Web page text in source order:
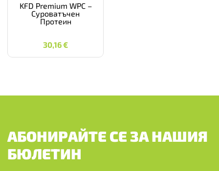
KFD Premium WPC –
Суроватъчен
Протеин
30,16€
30,16 €
АБОНИРАЙТЕ СЕ ЗА НАШИЯ
БЮЛЕТИН